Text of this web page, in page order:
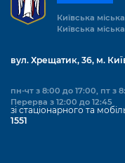
Київська
Київська
вул. Хрещатик, 36, м.
пн-чт з 8:00 до 17:00, пт з
Перерва з 12:00 до 12:45
зі стаціонарного та
1551